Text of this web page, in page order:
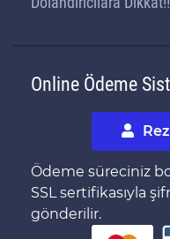
Online Ödeme
Ödeme süreciniz
SSL sertifikasıyla
gönderilir.